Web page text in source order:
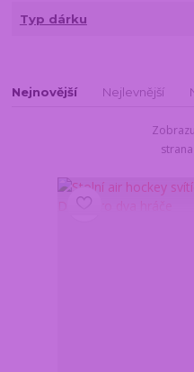
Typ dárku
Nejnovější Nejlevnější
strana